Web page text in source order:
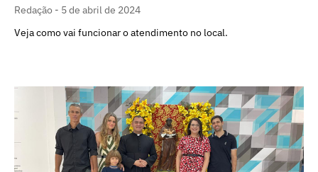
Redação
5 de abril de 2024
Veja como vai funcionar o atendimento no local.